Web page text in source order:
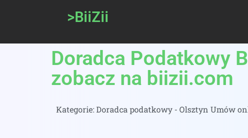
>BiiZii
Doradca Podatkowy
zobacz na biizii.com
Kategorie:Doradca podatkowy - Olsztyn Umów